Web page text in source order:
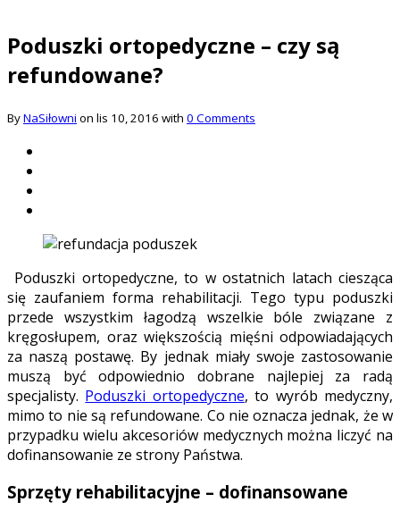
Poduszki ortopedyczne – czy są
refundowane?
ByNaSiłowni on lis 10, 2016 with 0 Comments
Poduszki ortopedyczne, to w ostatnich latach ciesząca
się zaufaniem forma rehabilitacji. Tego typu poduszki
przede wszystkim łagodzą wszelkie bóle związane z
kręgosłupem, oraz większością mięśni odpowiadających
za naszą postawę. By jednak miały swoje zastosowanie
muszą być odpowiednio dobrane najlepiej za radą
specjalisty. Poduszki ortopedyczne, to wyrób medyczny,
mimo to nie są refundowane. Co nie oznacza jednak, że w
przypadku wielu akcesoriów medycznych można liczyć na
dofinansowanie ze strony Państwa.
Sprzęty rehabilitacyjne – dofinansowane